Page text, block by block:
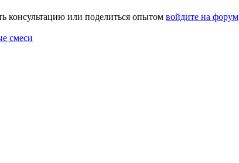
консультацию или поделиться опытом войдите на форум
смеси